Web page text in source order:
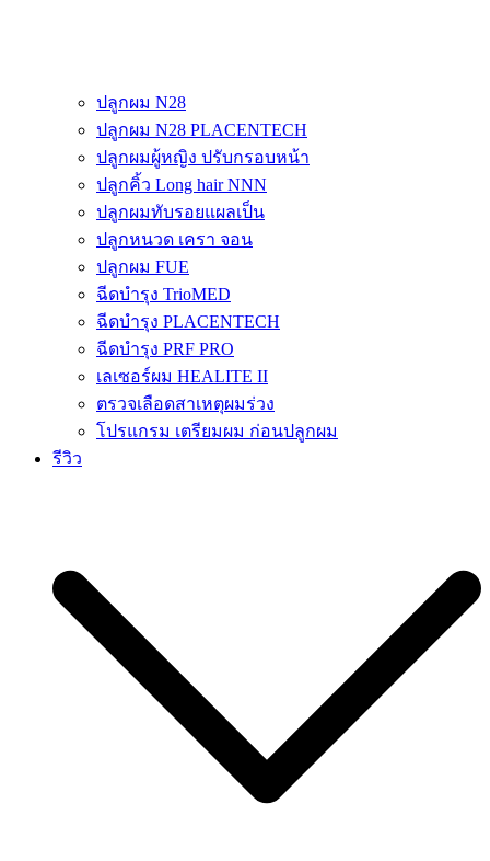
ปลูกผม N28
ปลูกผม N28 PLACENTECH
ปลูกผมผู้หญิง ปรับกรอบหน้า
ปลูกคิ้ว Long hair NNN
ปลูกผมทับรอยแผลเป็น
ปลูกหนวด เครา จอน
ปลูกผม FUE
ฉีดบำรุง TrioMED
ฉีดบำรุง PLACENTECH
ฉีดบำรุง PRF PRO
เลเซอร์ผม HEALITE II
ตรวจเลือดสาเหตุผมร่วง
โปรแกรม เตรียมผม ก่อนปลูกผม
รีวิว